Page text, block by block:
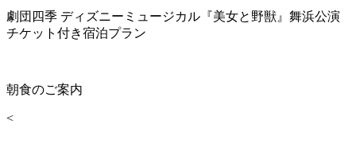
劇団四季 ディズニーミュージカル『美女と野獣』舞浜公演
チケット付き宿泊プラン
朝食のご案内
<